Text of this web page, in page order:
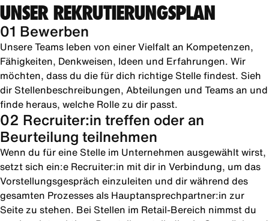
UNSER REKRUTIERUNGSPLAN
01 Bewerben
Unsere Teams leben von einer Vielfalt an Kompetenzen,
Fähigkeiten, Denkweisen, Ideen und Erfahrungen. Wir
möchten, dass du die für dich richtige Stelle findest. Sieh
dir Stellenbeschreibungen, Abteilungen und Teams an und
finde heraus, welche Rolle zu dir passt.
02 Recruiter:in treffen oder an
Beurteilung teilnehmen
Wenn du für eine Stelle im Unternehmen ausgewählt wirst,
setzt sich ein:e Recruiter:in mit dir in Verbindung, um das
Vorstellungsgespräch einzuleiten und dir während des
gesamten Prozesses als Hauptansprechpartner:in zur
Seite zu stehen. Bei Stellen im Retail-Bereich nimmst du